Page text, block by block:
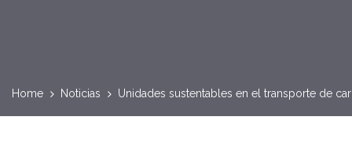
Home Noticias Unidades sustentables en el transporte de